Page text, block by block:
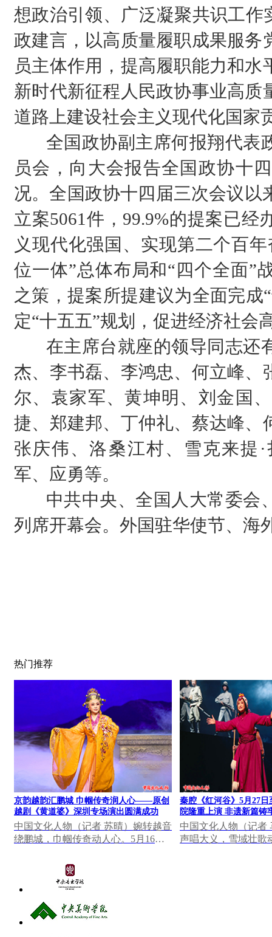
想政治引领、广泛凝聚共识工作
政建言，以高质量履职成果服务
员主体作用，提高履职能力和
新时代新征程人民政协事业高
道路上建设社会主义现代化国家
全国政协副主席何报翔代表
员会，向大会报告全国政协十
况。全国政协十四届三次会议以
立案5061件，99.9%的提案已
义现代化强国、实现第二个百
位一体”总体布局和“四个全面”
之策，提案所提建议为全面完成
定“十五五”规划，促进经济社会
在主席台就座的领导同志还
杰、李书磊、李鸿忠、何立峰、
尔、袁家军、黄坤明、刘金国
捷、郑建邦、丁仲礼、蔡达峰、
张庆伟、洛桑江村、雪克来提
军、应勇等。
中共中央、全国人大常委会
列席开幕会。外国驻华使节、海
热门推荐
京韵越韵汇鹏城 巾帼传奇润人心——原创
越剧《黄道婆》深圳专场演出圆满成功
中国文化人物（记者 苏晴）婉转越音
绕鹏城，巾帼传奇动人心。5月16日
座无虚席，北京...
秦腔《红河谷》5月27日
院隆重上演 非遗新篇铸
中国文化人物（记者
声唱大义，雪域壮歌